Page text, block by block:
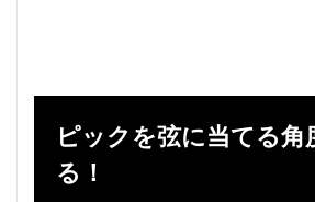
ピックを弦に当てる角
る！